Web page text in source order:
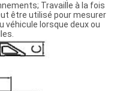
Travaille à la fois
être utilisé pour mesurer
véhicule lorsque deux ou